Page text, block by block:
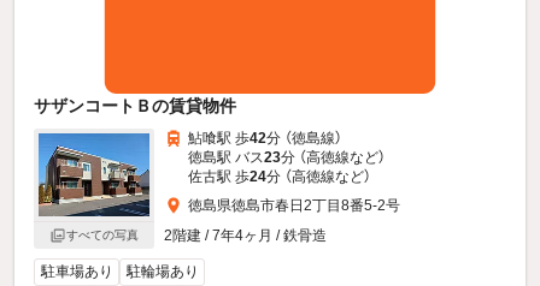
サザンコートＢの賃貸物件
すべての写真
鮎喰駅 歩42分 （徳島線）
徳島駅 バス23分 （高徳線など）
佐古駅 歩24分 （高徳線など）
徳島県徳島市春日2丁目8番5-2号
2階建 / 7年4ヶ月 / 鉄骨造
駐車場あり 駐輪場あり